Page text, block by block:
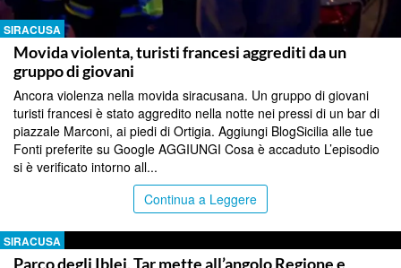
SIRACUSA
Movida violenta, turisti francesi aggrediti da un
gruppo di giovani
Ancora violenza nella movida siracusana. Un gruppo di giovani
turisti francesi è stato aggredito nella notte nei pressi di un bar di
piazzale Marconi, ai piedi di Ortigia. Aggiungi BlogSicilia alle tue
Fonti preferite su Google AGGIUNGI Cosa è accaduto L’episodio
si è verificato intorno all...
Continua a Leggere
SIRACUSA
Parco degli Iblei, Tar mette all’angolo Regione e